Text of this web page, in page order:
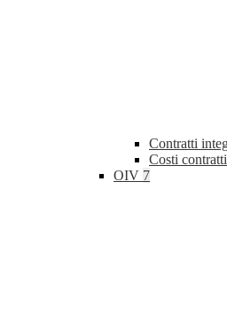
Contratti
Costi
OIV 7